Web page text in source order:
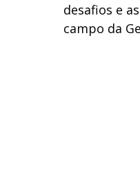
desafios e
campo da